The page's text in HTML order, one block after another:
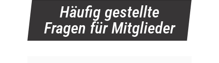
Häufig gestellte
Fragen für Mitglieder